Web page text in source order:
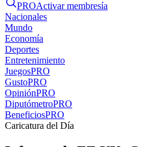
PROActivar membresía
Nacionales
Mundo
Economía
Deportes
Entretenimiento
JuegosPRO
GustoPRO
OpiniónPRO
DiputómetroPRO
BeneficiosPRO
Caricatura del Día